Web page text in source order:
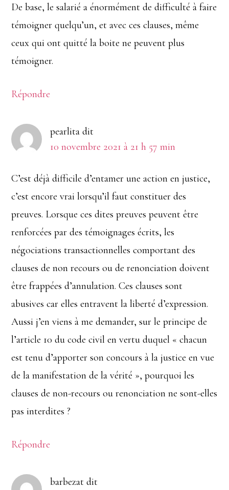
De base, le salarié a énormément de difficulté à faire
témoigner quelqu’un, et avec ces clauses, même
ceux qui ont quitté la boite ne peuvent plus
témoigner.
Répondre
pearlita dit
10 novembre 2021 à 21 h 57 min
C’est déjà difficile d’entamer une action en justice,
c’est encore vrai lorsqu’il faut constituer des
preuves. Lorsque ces dites preuves peuvent être
renforcées par des témoignages écrits, les
négociations transactionnelles comportant des
clauses de non recours ou de renonciation doivent
être frappées d’annulation. Ces clauses sont
abusives car elles entravent la liberté d’expression.
Aussi j’en viens à me demander, sur le principe de
l’article 10 du code civil en vertu duquel « chacun
est tenu d’apporter son concours à la justice en vue
de la manifestation de la vérité », pourquoi les
clauses de non-recours ou renonciation ne sont-elles
pas interdites ?
Répondre
barbezat dit